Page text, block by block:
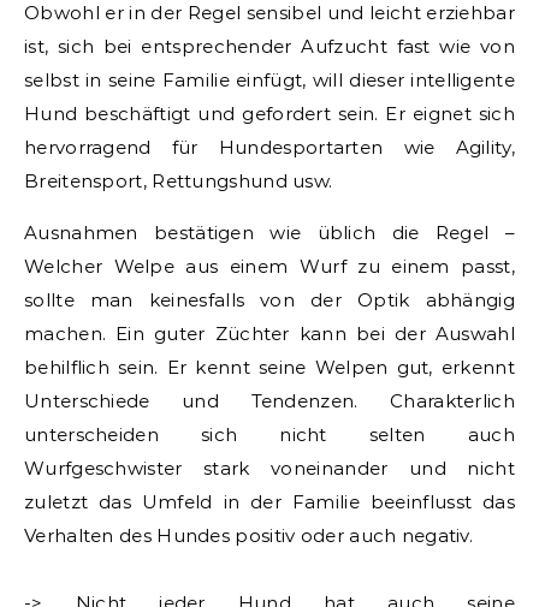
Obwohl er in der Regel sensibel und leicht erziehbar
ist, sich bei entsprechender Aufzucht fast wie von
selbst in seine Familie einfügt, will dieser intelligente
Hund beschäftigt und gefordert sein. Er eignet sich
hervorragend für Hundesportarten wie Agility,
Breitensport, Rettungshund usw.
Ausnahmen bestätigen wie üblich die Regel –
Welcher Welpe aus einem Wurf zu einem passt,
sollte man keinesfalls von der Optik abhängig
machen. Ein guter Züchter kann bei der Auswahl
behilflich sein. Er kennt seine Welpen gut, erkennt
Unterschiede und Tendenzen. Charakterlich
unterscheiden sich nicht selten auch
Wurfgeschwister stark voneinander und nicht
zuletzt das Umfeld in der Familie beeinflusst das
Verhalten des Hundes positiv oder auch negativ.